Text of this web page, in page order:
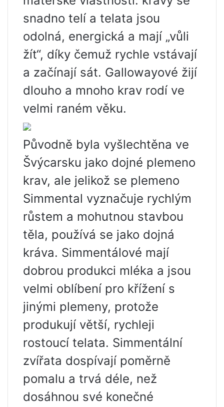
snadno telí a telata jsou
odolná, energická a mají „vůli
žít“, díky čemuž rychle vstávají
a začínají sát. Gallowayové žijí
dlouho a mnoho krav rodí ve
velmi raném věku.
Původně byla vyšlechtěna ve
Švýcarsku jako dojné plemeno
krav, ale jelikož se plemeno
Simmental vyznačuje rychlým
růstem a mohutnou stavbou
těla, používá se jako dojná
kráva. Simmentálové mají
dobrou produkci mléka a jsou
velmi oblíbení pro křížení s
jinými plemeny, protože
produkují větší, rychleji
rostoucí telata. Simmentální
zvířata dospívají poměrně
pomalu a trvá déle, než
dosáhnou své konečné